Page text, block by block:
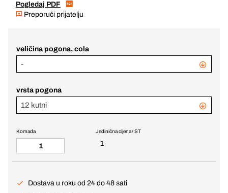
Pogledaj PDF
Preporuči prijatelju
veličina pogona, cola
-
vrsta pogona
12 kutni
Jedinična cijena / ST
1
Komada
Dostava u roku od 24 do 48 sati